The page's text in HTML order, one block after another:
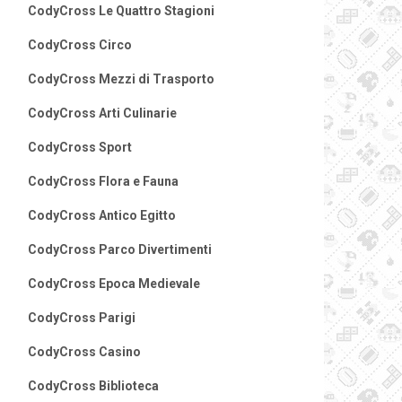
CodyCross Le Quattro Stagioni
CodyCross Circo
CodyCross Mezzi di Trasporto
CodyCross Arti Culinarie
CodyCross Sport
CodyCross Flora e Fauna
CodyCross Antico Egitto
CodyCross Parco Divertimenti
CodyCross Epoca Medievale
CodyCross Parigi
CodyCross Casino
CodyCross Biblioteca